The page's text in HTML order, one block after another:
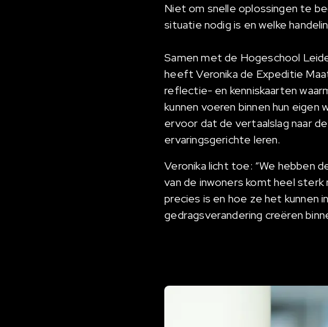
Niet om snelle oplossingen te
situatie nodig is en welke
Samen met de Hogeschool
heeft Veronika de Expeditie
reflectie- en kenniskaarten
kunnen voeren binnen hun
ervoor dat de vertaalslag naar
ervaringsgerichte leren.
Veronika licht toe: “We hebben
van de inwoners komt heel
precies is en hoe ze het kunnen
gedragsverandering creëren